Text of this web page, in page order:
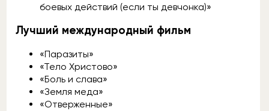
боевых действий (если ты девчонка)»
Лучший международный фильм
«Паразиты»
«Тело Христово»
«Боль и слава»
«Земля меда»
«Отверженные»